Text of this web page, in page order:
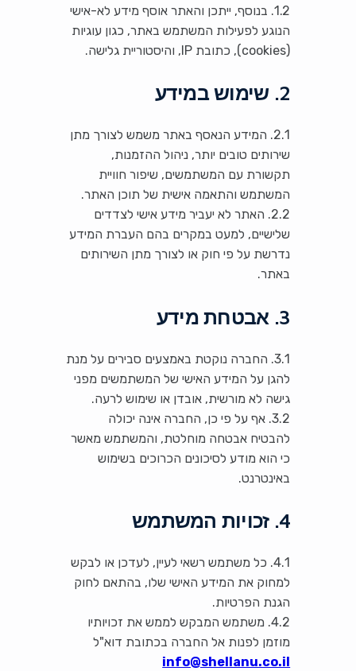
1.2. בנוסף, ייתכן והאתר אוסף מידע לא-אישי
הנוגע לפעילות המשתמש באתר, כגון עוגיות
(cookies), כתובת IP, והיסטוריית גלישה.
2. שימוש במידע
2.1. המידע הנאסף באתר משמש לצורך מתן
שירותים טובים יותר, ניהול ההזמנות,
תקשורת עם המשתמשים, שיפור חוויית
המשתמש והתאמה אישית של תוכן האתר.
2.2. האתר לא יעביר מידע אישי לצדדים
שלישיים, למעט במקרים בהם העברת המידע
נדרשת על פי חוק או לצורך מתן השירותים
באתר.
3. אבטחת מידע
3.1. החברה נוקטת באמצעים סבירים על מנת
להגן על המידע האישי של המשתמשים מפני
גישה לא מורשית, אובדן או שימוש לרעה.
3.2. אף על פי כן, החברה אינה יכולה
להבטיח אבטחה מוחלטת, והמשתמש מאשר
כי הוא מודע לסיכונים הכרוכים בשימוש
באינטרנט.
4. זכויות המשתמש
4.1. כל משתמש רשאי לעיין, לעדכן או לבקש
למחוק את המידע האישי שלו, בהתאם לחוק
הגנת הפרטיות.
4.2. משתמש המבקש לממש את זכויותיו
מוזמן לפנות אל החברה בכתובת דוא"ל
info@shellanu.co.il